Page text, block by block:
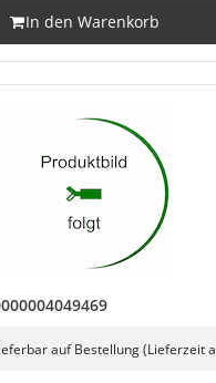
In den Warenkorb
auf Bestellung (Lieferzeit